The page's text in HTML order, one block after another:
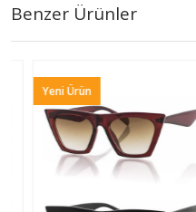
Benzer Ürünler
Yeni Ürün